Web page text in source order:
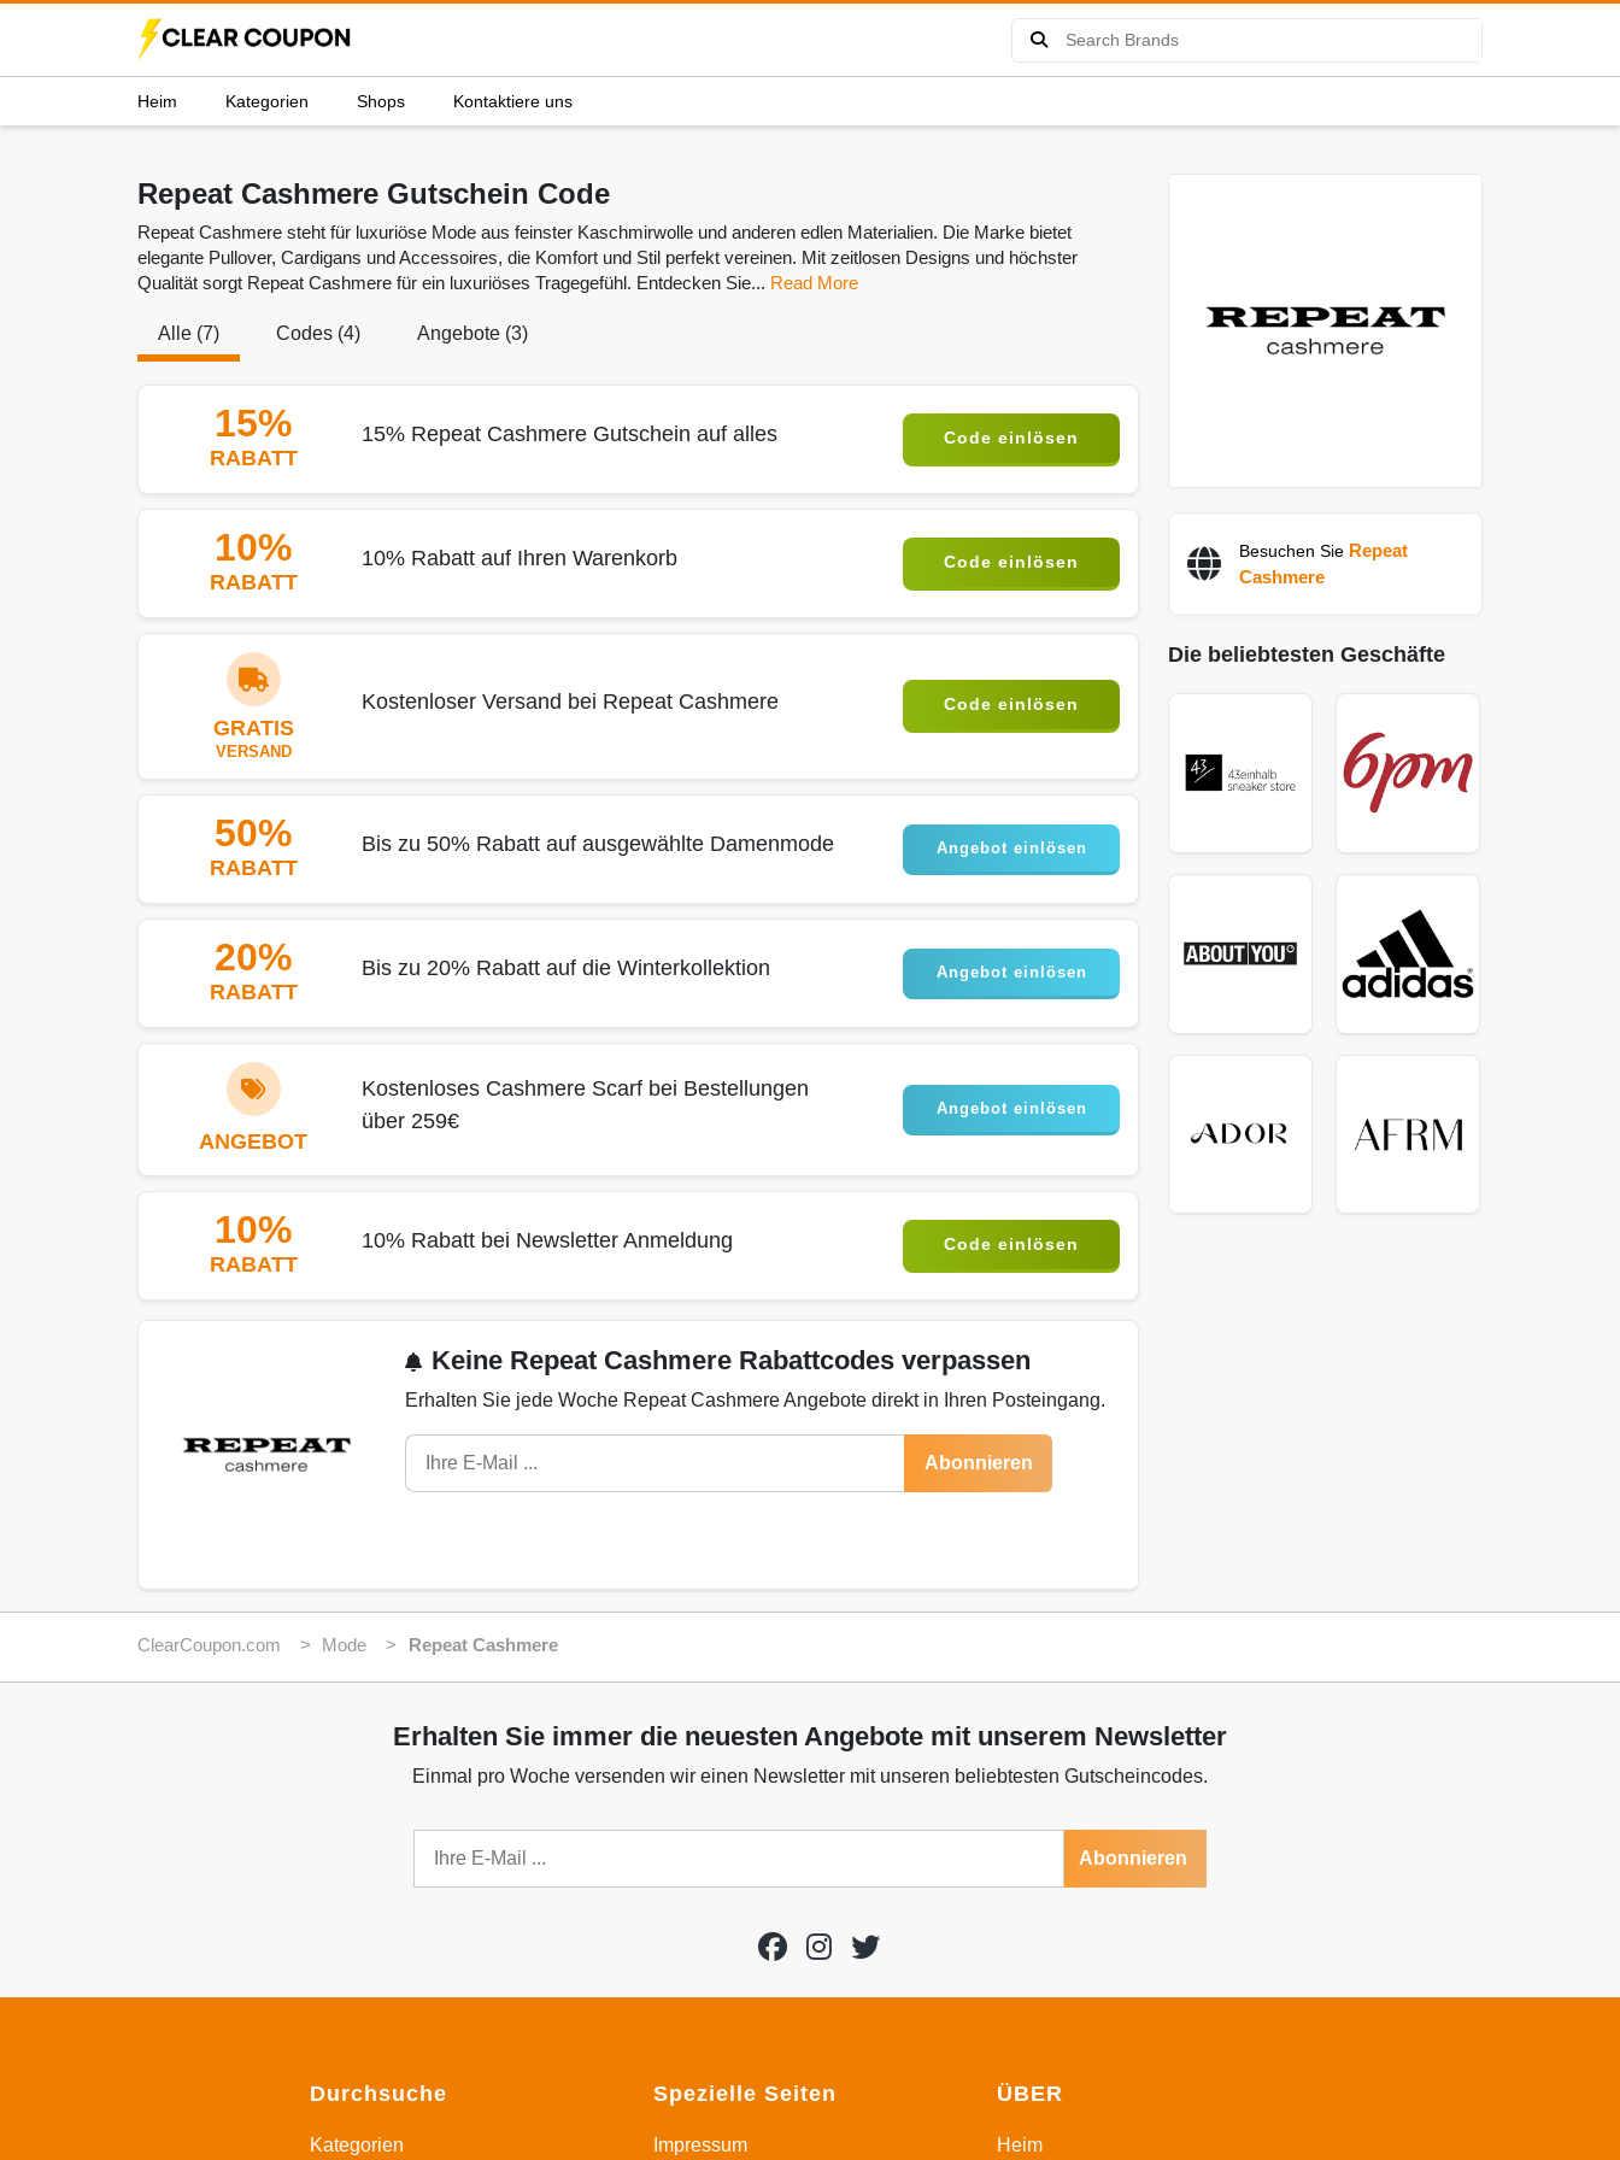
Heim Kategorien Shops Kontaktiere uns
Repeat Cashmere Gutschein Code
Repeat Cashmere steht für luxuriöse Mode aus feinster Kaschmirwolle und anderen edlen Materialien. Die Marke bietet
elegante Pullover, Cardigans und Accessoires, die Komfort und Stil perfekt vereinen. Mit zeitlosen Designs und höchster
Qualität sorgt Repeat Cashmere für ein luxuriöses Tragegefühl. Entdecken Sie... Read More
Alle (7) Codes (4) Angebote (3)
15%
RABATT
15% Repeat Cashmere Gutschein auf alles Code einlösen
10%
RABATT
10% Rabatt auf Ihren Warenkorb Code einlösen
GRATIS
VERSAND
Kostenloser Versand bei Repeat Cashmere Code einlösen
50%
RABATT
Bis zu 50% Rabatt auf ausgewählte Damenmode Angebot einlösen
20%
RABATT
Bis zu 20% Rabatt auf die Winterkollektion Angebot einlösen
ANGEBOT
Kostenloses Cashmere Scarf bei Bestellungen
über 259€
Angebot einlösen
10%
RABATT
10% Rabatt bei Newsletter Anmeldung Code einlösen
Keine Repeat Cashmere Rabattcodes verpassen
Erhalten Sie jede Woche Repeat Cashmere Angebote direkt in Ihren Posteingang.
Abonnieren
Besuchen Sie Repeat
Cashmere
Die beliebtesten Geschäfte
ClearCoupon.com Mode Repeat Cashmere
Erhalten Sie immer die neuesten Angebote mit unserem Newsletter
Einmal pro Woche versenden wir einen Newsletter mit unseren beliebtesten Gutscheincodes.
Abonnieren
Durchsuche
Kategorien
Spezielle Seiten
Impressum
ÜBER
Heim